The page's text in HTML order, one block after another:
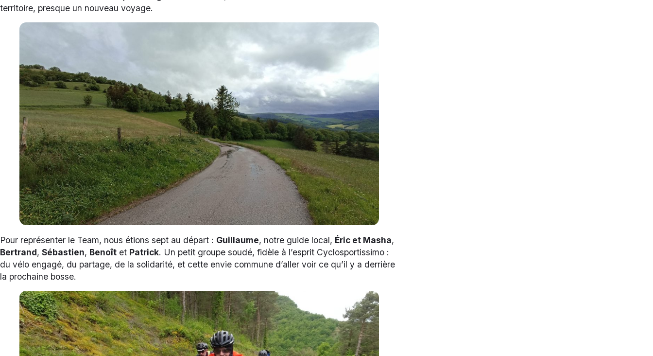
territoire, presque un nouveau voyage.
Pour représenter le Team, nous étions sept au départ : Guillaume, notre guide local, Éric et Masha,
Bertrand, Sébastien, Benoît et Patrick. Un petit groupe soudé, fidèle à l’esprit Cyclosportissimo :
du vélo engagé, du partage, de la solidarité, et cette envie commune d’aller voir ce qu’il y a derrière
la prochaine bosse.